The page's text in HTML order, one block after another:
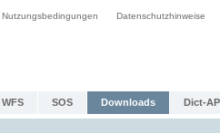
Nutzungsbedingungen Datenschutzhinweise
WFS SOS Downloads Dict-